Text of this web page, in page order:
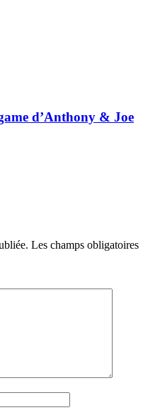
d’Anthony & Joe
Les champs obligatoires